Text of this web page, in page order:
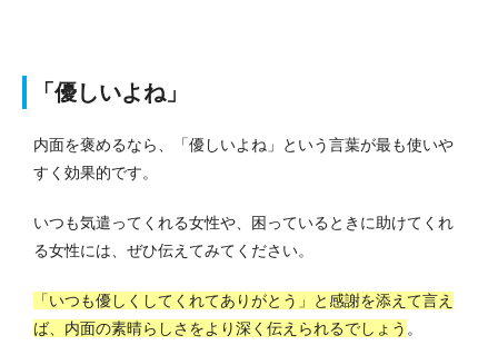
「優しいよね」
内面を褒めるなら、「優しいよね」という言葉が最も使いや
すく効果的です。
いつも気遣ってくれる女性や、困っているときに助けてくれ
る女性には、ぜひ伝えてみてください。
「いつも優しくしてくれてありがとう」と感謝を添えて言え
ば、内面の素晴らしさをより深く伝えられるでしょう 。